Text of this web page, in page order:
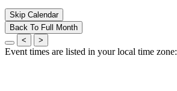
Skip Calendar
Back To Full Month
<
>
Event times are listed in your local time zone: